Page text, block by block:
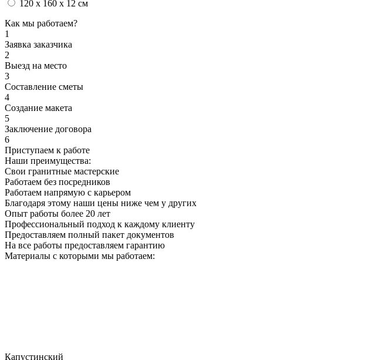
120 x 160 x 12 см
Как мы работаем?
1
Заявка заказчика
2
Выезд на место
3
Составление сметы
4
Создание макета
5
Заключение договора
6
Приступаем к работе
Наши преимущества:
Свои гранитные мастерские
Работаем без посредников
Работаем напрямую с карьером
Благодаря этому наши цены ниже чем у других
Опыт работы более 20 лет
Профессиональный подход к каждому клиенту
Предоставляем полный пакет документов
На все работы предоставляем гарантию
Материалы с которыми мы работаем:
Капустинский